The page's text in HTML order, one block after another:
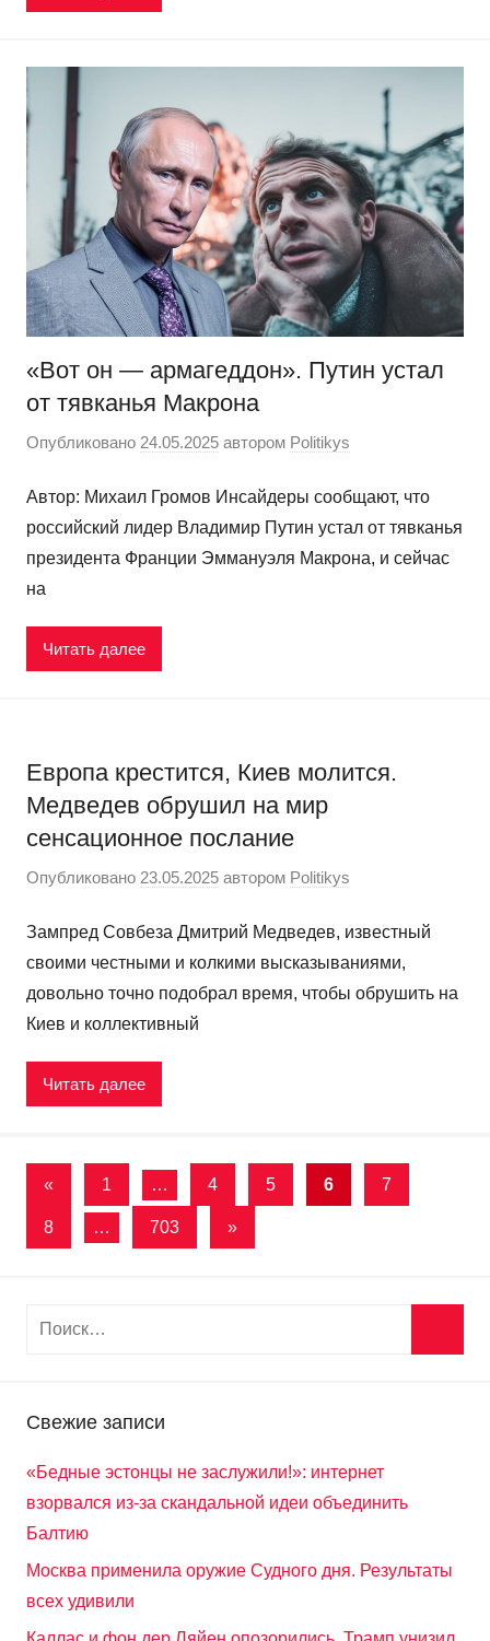
«Вот он — армагеддон». Путин устал
от тявканья Макрона
Опубликовано 24.05.2025 автором Politikys
Автор: Михаил Громов Инсайдеры сообщают, что
российский лидер Владимир Путин устал от тявканья
президента Франции Эммануэля Макрона, и сейчас
на
Читать далее
Европа крестится, Киев молится.
Медведев обрушил на мир
сенсационное послание
Опубликовано 23.05.2025 автором Politikys
Зампред Совбеза Дмитрий Медведев, известный
своими честными и колкими высказываниями,
довольно точно подобрал время, чтобы обрушить на
Киев и коллективный
Читать далее
Пагинация
записей
« Предыдущие
записи
1 … 4 5 6 7
8 … 703
Следующие
»
Свежие записи
«Бедные эстонцы не заслужили!»: интернет
взорвался из-за скандальной идеи объединить
Балтию
Москва применила оружие Судного дня. Результаты
всех удивили